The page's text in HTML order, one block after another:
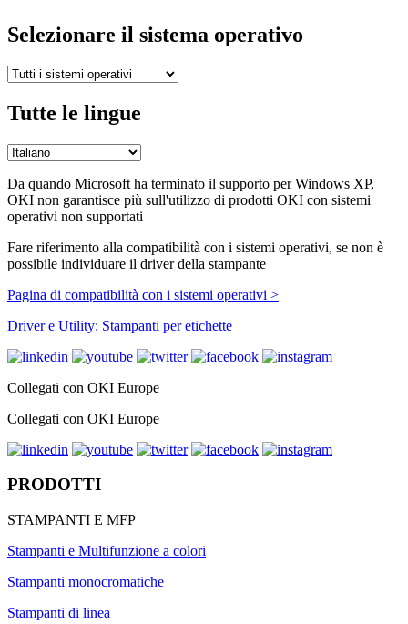
Selezionare il sistema operativo
Tutte le lingue
Da quando Microsoft ha terminato il supporto per Windows XP,
OKI non garantisce più sull'utilizzo di prodotti OKI con sistemi
operativi non supportati
Fare riferimento alla compatibilità con i sistemi operativi, se non è
possibile individuare il driver della stampante
Pagina di compatibilità con i sistemi operativi >
Driver e Utility: Stampanti per etichette
Collegati con OKI Europe
Collegati con OKI Europe
PRODOTTI
STAMPANTI E MFP
Stampanti e Multifunzione a colori
Stampanti monocromatiche
Stampanti di linea